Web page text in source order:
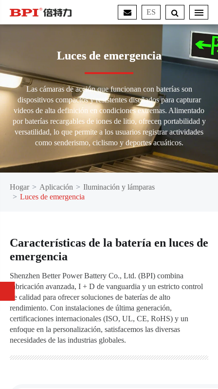
ES
Luces de emergencia
Las cámaras de acción que funcionan con baterías son
dispositivos compactos y resistentes diseñados para capturar
videos de alta definición en condiciones extremas. Alimentado
por baterías recargables de iones de litio, ofrecen portabilidad y
versatilidad, lo que permite a los usuarios registrar actividades
como senderismo, ciclismo y deportes acuáticos.
Hogar Aplicación
Iluminación y lámparas
Luces de emergencia
Características de la batería en luces de
emergencia
Shenzhen Better Power Battery Co., Ltd. (BPI) combina
fabricación avanzada, I + D de vanguardia y un estricto control
de calidad para ofrecer soluciones de baterías de alto
rendimiento. Con instalaciones de última generación,
certificaciones internacionales (ISO, UL, CE, RoHS) y un
enfoque en la personalización, satisfacemos las diversas
necesidades de las industrias globales.